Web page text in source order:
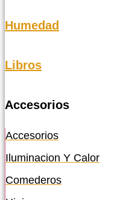
Humedad
Libros
Accesorios
Accesorios
Iluminacion Y Calor
Comederos